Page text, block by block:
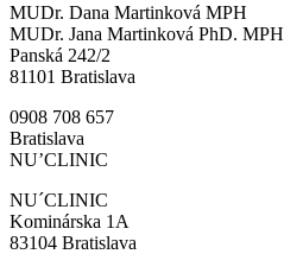
MUDr. Dana Martinková MPH
MUDr. Jana Martinková PhD. MPH
Panská 242/2
81101 Bratislava
0908 708 657
Bratislava
NU’CLINIC
NU´CLINIC
Kominárska 1A
83104 Bratislava